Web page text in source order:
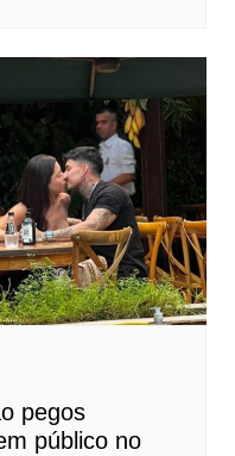
pegos
público no